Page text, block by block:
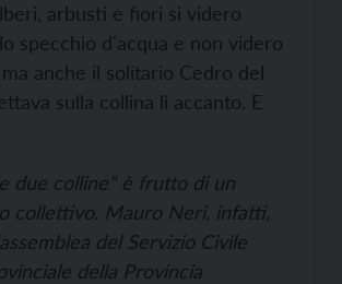
arbusti e fiori si videro
specchio d'acqua e non videro
anche il solitario Cedro del
sulla collina lì accanto. E
due colline" è frutto di un
collettivo. Mauro Neri, infatti,
del Servizio Civile
della Provincia